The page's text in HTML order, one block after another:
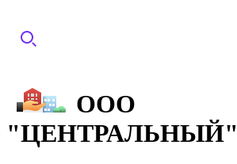
ООО
"ЦЕНТРАЛЬНЫЙ"